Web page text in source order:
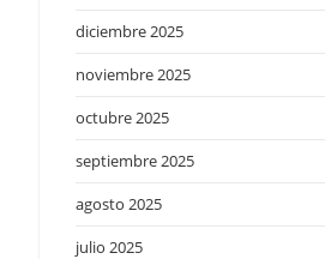
diciembre 2025
noviembre 2025
octubre 2025
septiembre 2025
agosto 2025
julio 2025